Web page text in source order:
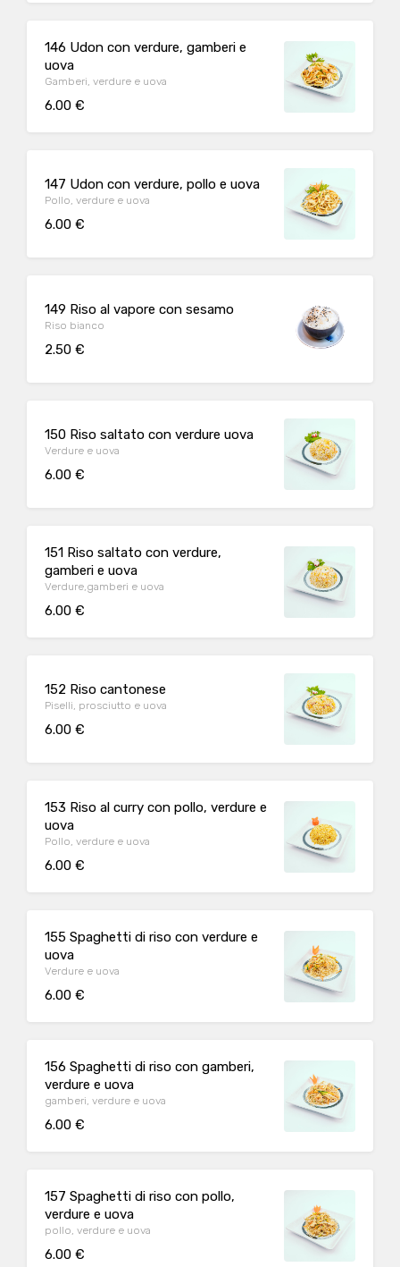
146 Udon con verdure, gamberi e
uova
Gamberi, verdure e uova
6.00 €
147 Udon con verdure, pollo e uova
Pollo, verdure e uova
6.00 €
149 Riso al vapore con sesamo
Riso bianco
2.50 €
150 Riso saltato con verdure uova
Verdure e uova
6.00 €
151 Riso saltato con verdure,
gamberi e uova
Verdure,gamberi e uova
6.00 €
152 Riso cantonese
Piselli, prosciutto e uova
6.00 €
153 Riso al curry con pollo, verdure e
uova
Pollo, verdure e uova
6.00 €
155 Spaghetti di riso con verdure e
uova
Verdure e uova
6.00 €
156 Spaghetti di riso con gamberi,
verdure e uova
gamberi, verdure e uova
6.00 €
157 Spaghetti di riso con pollo,
verdure e uova
pollo, verdure e uova
6.00 €